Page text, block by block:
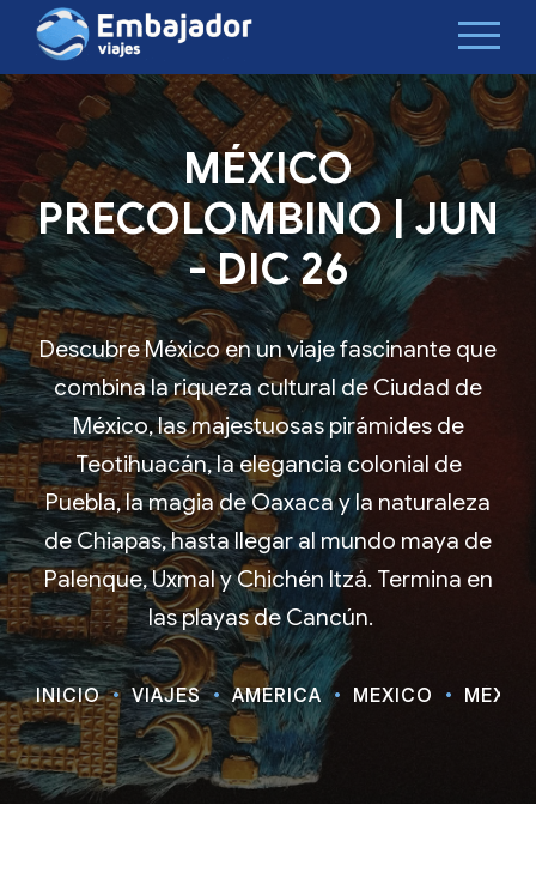
MÉXICO
PRECOLOMBINO | JUN
- DIC 26
Descubre México en un viaje fascinante que
combina la riqueza cultural de Ciudad de
México, las majestuosas pirámides de
Teotihuacán, la elegancia colonial de
Puebla, la magia de Oaxaca y la naturaleza
de Chiapas, hasta llegar al mundo maya de
Palenque, Uxmal y Chichén Itzá. Termina en
las playas de Cancún.
INICIO VIAJES AMÉRICA MEXICO